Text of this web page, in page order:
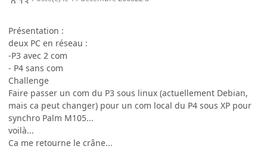
Présentation :
deux PC en réseau :
-P3 avec 2 com
- P4 sans com
Challenge
Faire passer un com du P3 sous linux (actuellement Debian,
mais ca peut changer) pour un com local du P4 sous XP pour
synchro Palm M105...
voilà...
Ca me retourne le crâne...